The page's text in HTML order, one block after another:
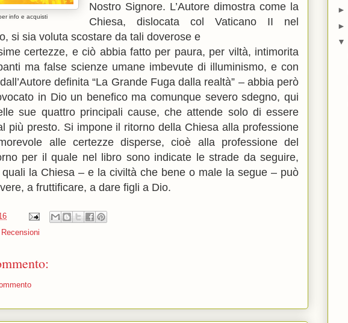
info e acquisti
Nostro Signore. L’Autore dimostra come la
Chiesa, dislocata col Vaticano II nel
si sia voluta scostare da tali doverose e
certezze, e ciò abbia fatto per paura, per viltà, intimorita
ma false scienze umane imbevute di illuminismo, e con
definita “La Grande Fuga dalla realtà” – abbia però
in Dio un benefico ma comunque severo sdegno, qui
sue quattro principali cause, che attende solo di essere
più presto. Si impone il ritorno della Chiesa alla professione
alle certezze disperse, cioè alla professione del
per il quale nel libro sono indicate le strade da seguire,
la Chiesa – e la civiltà che bene o male la segue – può
a fruttificare, a dare figli a Dio.
Recensioni
►
►
▼